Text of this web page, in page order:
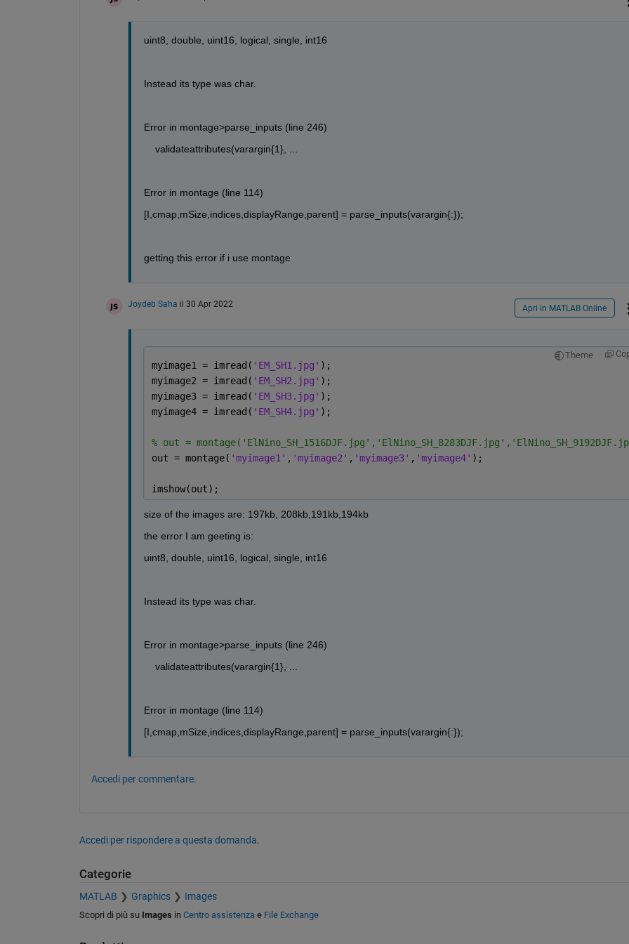
uint8, double, uint16, logical, single, int16
Instead its type was char.
Error in montage>parse_inputs (line 246)
    validateattributes(varargin{1}, ...
Error in montage (line 114)
[I,cmap,mSize,indices,displayRange,parent] = parse_inputs(varargin{:});
getting this error if i use montage
Joydeb Saha il 30 Apr 2022 Apri in MATLAB Online
Theme
myimage1 = imread( 'EM_SH1.jpg' );
myimage2 = imread( 'EM_SH2.jpg' );
myimage3 = imread( 'EM_SH3.jpg' );
myimage4 = imread( 'EM_SH4.jpg' );
% out =
out = montage( 'myimage1' , 'myimage2' , 'myimage3' , 'myimage4' );
imshow(out);
size of the images are: 197kb, 208kb,191kb,194kb
the error I am geeting is:
uint8, double, uint16, logical, single, int16
Instead its type was char.
Error in montage>parse_inputs (line 246)
    validateattributes(varargin{1}, ...
Error in montage (line 114)
[I,cmap,mSize,indices,displayRange,parent] = parse_inputs(varargin{:});
Accedi per commentare.
Accedi per rispondere a questa domanda.
Categorie
MATLAB Graphics Images
Scopri di più su Images in Centro assistenzae File Exchange